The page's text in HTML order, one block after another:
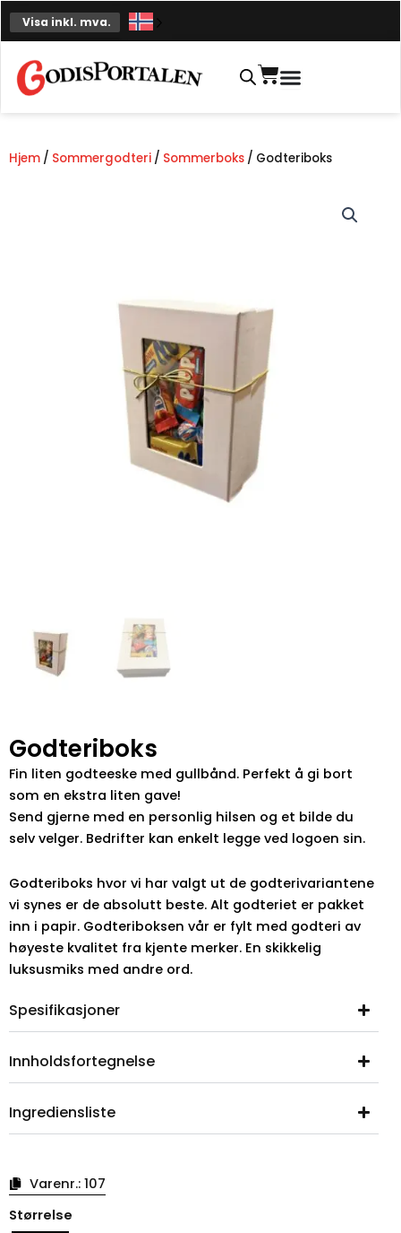
Hopp
til
Visa inkl. mva.
Handlekurv
Hjem / Sommergodteri / Sommerboks / Godteriboks
Godteriboks
Fin liten godteeske med gullbånd. Perfekt å gi bort
som en ekstra liten gave!
Send gjerne med en personlig hilsen og et bilde du
selv velger. Bedrifter kan enkelt legge ved logoen sin.
Godteriboks hvor vi har valgt ut de godterivariantene
vi synes er de absolutt beste. Alt godteriet er pakket
inn i papir. Godteriboksen vår er fylt med godteri av
høyeste kvalitet fra kjente merker. En skikkelig
luksusmiks med andre ord.
Spesifikasjoner
Innholdsfortegnelse
Ingrediensliste
Varenr.: 107
Størrelse
godteribokser